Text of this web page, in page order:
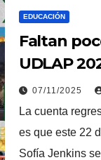
EDUCACIÓN
Faltan
UDLAP
boleto?
07/11/2025
La cuenta
es que este 22
Sofía Jenkins